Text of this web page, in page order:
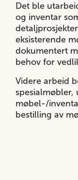
Det ble
og inventar
eksisterende
dokumentert
behov for
Videre arbeid
spesialmøbler,
møbel-/
bestilling av